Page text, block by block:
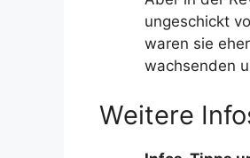
ungeschickt
waren sie
wachsenden
Weitere